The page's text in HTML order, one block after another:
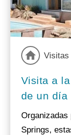
Visitas
Visita a
de un día
Organizadas
Springs,